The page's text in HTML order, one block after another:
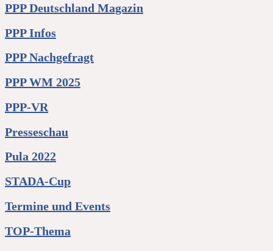
PPP Deutschland Magazin
PPP Infos
PPP Nachgefragt
PPP WM 2025
PPP-VR
Presseschau
Pula 2022
STADA-Cup
Termine und Events
TOP-Thema